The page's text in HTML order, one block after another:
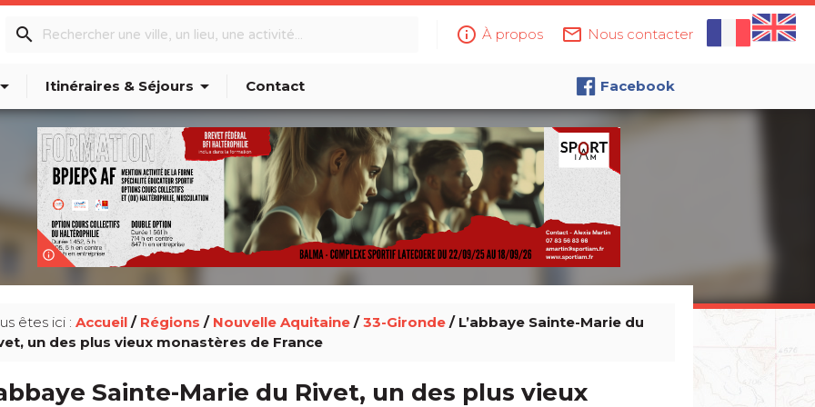
info_outline À propos mail_outline Nous contacter
search
arrow_drop_down Itinéraires & Séjours arrow_drop_down Contact Facebook
info_outline
êtes ici : Accueil/ Régions / Nouvelle Aquitaine/ 33-Gironde/ L’abbaye Sainte-Marie du
un des plus vieux monastères de France
Sainte-Marie du Rivet, un des plus vieux